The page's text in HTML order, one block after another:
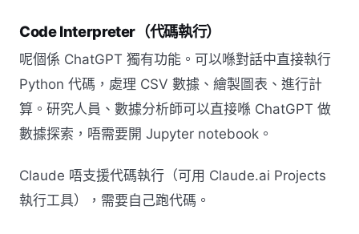
Code Interpreter（代碼執行）
呢個係 ChatGPT 獨有功能。可以喺對話中直接執行
Python 代碼，處理 CSV 數據、繪製圖表、進行計
算。研究人員、數據分析師可以直接喺 ChatGPT 做
數據探索，唔需要開 Jupyter notebook。
Claude 唔支援代碼執行（可用 Claude.ai Projects
執行工具），需要自己跑代碼。